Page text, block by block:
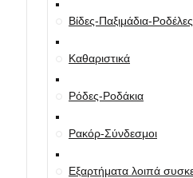
Βίδες-Παξιμάδια-Ροδέλες
Καθαριστικά
Ρόδες-Ροδάκια
Ρακόρ-Σύνδεσμοι
Εξαρτήματα λοιπά